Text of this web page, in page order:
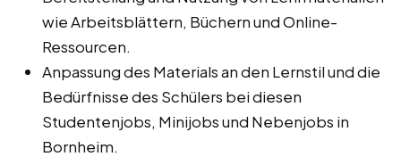
wie Arbeitsblättern, Büchern und Online-
Ressourcen.
Anpassung des Materials an den Lernstil und die
Bedürfnisse des Schülers bei diesen
Studentenjobs, Minijobs und Nebenjobs in
Bornheim.